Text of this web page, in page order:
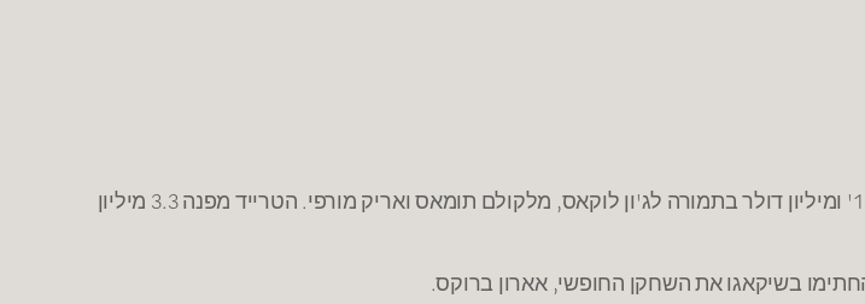
– קליבלנד שולחת בטרייד ליוטה את קאריק פליקס, בחירת סיבוב שני בדראפט 15' ומיליון דולר בתמורה לג'ון לוקאס, מלקולם תומאס ואריק מורפי. הטרייד מפנה 3.3 מיליון
בשיקאגו את השחקן החופשי, אארון ברוקס.